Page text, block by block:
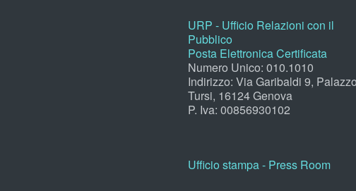
URP - Ufficio Relazioni con il
Pubblico
Posta Elettronica Certificata
Numero Unico: 010.1010
Indirizzo: Via Garibaldi 9, Palazzo
Tursi, 16124 Genova
P. Iva: 00856930102
Ufficio stampa - Press Room